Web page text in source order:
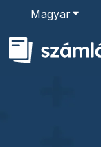
Magyar